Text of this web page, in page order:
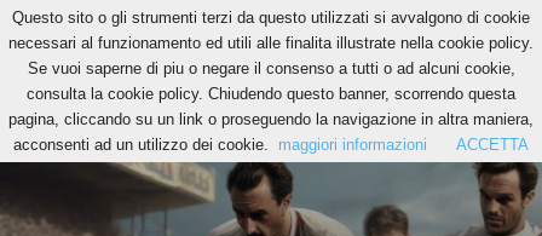
ALTRI SPORT BASKET BRAND JOURNALISM CALCIO CICLISMO
Questo sito o gli strumenti terzi da questo utilizzati si avvalgono di cookie
necessari al funzionamento ed utili alle finalita illustrate nella cookie policy.
Se vuoi saperne di piu o negare il consenso a tutti o ad alcuni cookie,
consulta la cookie policy. Chiudendo questo banner, scorrendo questa
pagina, cliccando su un link o proseguendo la navigazione in altra maniera,
acconsenti ad un utilizzo dei cookie.
maggiori informazioni ACCETTA